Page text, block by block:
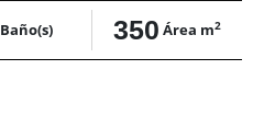
Baño(s) 350 Área m2